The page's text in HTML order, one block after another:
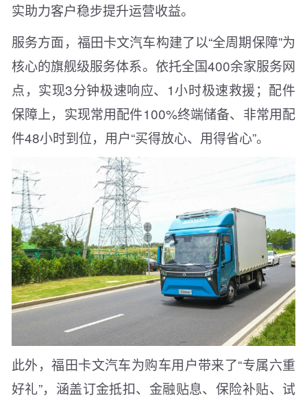
实助力客户稳步提升运营收益。
服务方面，福田卡文汽车构建了以“全周期保障”为
核心的旗舰级服务体系。依托全国400余家服务网
点，实现3分钟极速响应、1小时极速救援；配件
保障上，实现常用配件100%终端储备、非常用配
件48小时到位，用户“买得放心、用得省心”。
此外，福田卡文汽车为购车用户带来了“专属六重
好礼”，涵盖订金抵扣、金融贴息、保险补贴、试